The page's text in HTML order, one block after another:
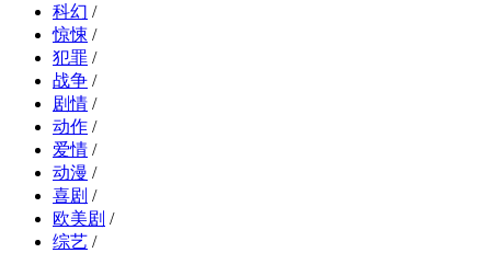
科幻 /
惊悚 /
犯罪 /
战争 /
剧情 /
动作 /
爱情 /
动漫 /
喜剧 /
欧美剧 /
综艺 /